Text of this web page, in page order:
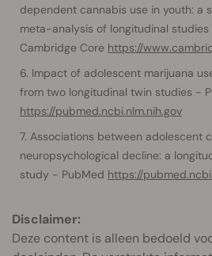
dependent cannabis use in youth: a
meta-analysis of longitudinal studies
Cambridge Core https://
Impact of adolescent marijuana
from two longitudinal twin studies -
https://pubmed.ncbi.nlm.nih.gov
Associations between adolescent
neuropsychological decline: a
study - PubMed https://
Disclaimer:
Deze content is alleen bedoeld